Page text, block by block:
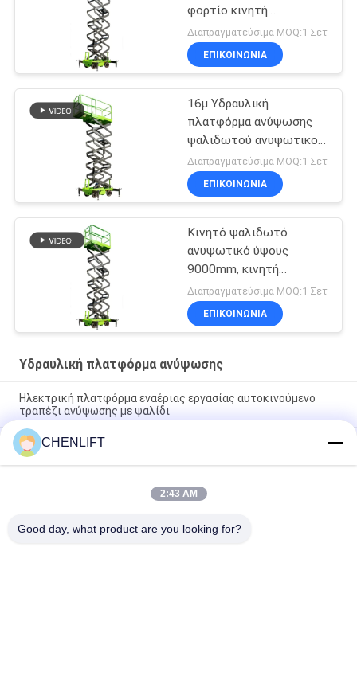
φορτίο κινητή
ανελκυστήρα ψαλίδι
Διαπραγματεύσιμα MOQ:1 Σετ
ΕΠΙΚΟΙΝΩΝΙΑ
16μ Υδραυλική
πλατφόρμα ανύψωσης
ψαλιδωτού ανυψωτικού
μηχανήματος με
επεκτεινόμενη
πλατφόρμα
Διαπραγματεύσιμα MOQ:1 Σετ
ΕΠΙΚΟΙΝΩΝΙΑ
Κινητό ψαλιδωτό
ανυψωτικό ύψους
9000mm, κινητή
υδραυλική πλατφόρμα
ανύψωσης για καθαρισμό
Διαπραγματεύσιμα MOQ:1 Σετ
ΕΠΙΚΟΙΝΩΝΙΑ
Υδραυλική πλατφόρμα ανύψωσης
Ηλεκτρική πλατφόρμα εναέριας εργασίας αυτοκινούμενο
τραπέζι ανύψωσης με ψαλίδι
10m Υδραυλική πλατφόρμα ανύψωσης Ηλεκτρική
αυτοκινούμενη ανύψωση με ψαλίδι με πλατφόρμα επέκτασης
450Kg φόρτωση
Υδραυλική πλατφόρμα ανύψωσης 10 μέτρων, αλουμινίου,
CHENLIFT
2:43 AM
Good day, what product are you looking for?